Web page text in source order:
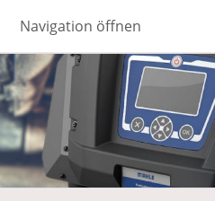
Navigation öffnen